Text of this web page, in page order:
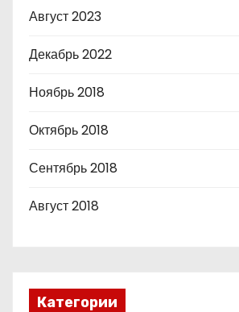
Август 2023
Декабрь 2022
Ноябрь 2018
Октябрь 2018
Сентябрь 2018
Август 2018
Категории